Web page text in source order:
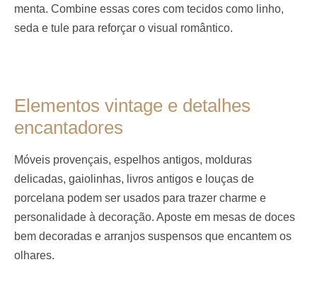
menta. Combine essas cores com tecidos como linho,
seda e tule para reforçar o visual romântico.
Elementos vintage e detalhes
encantadores
Móveis provençais, espelhos antigos, molduras
delicadas, gaiolinhas, livros antigos e louças de
porcelana podem ser usados para trazer charme e
personalidade à decoração. Aposte em mesas de doces
bem decoradas e arranjos suspensos que encantem os
olhares.